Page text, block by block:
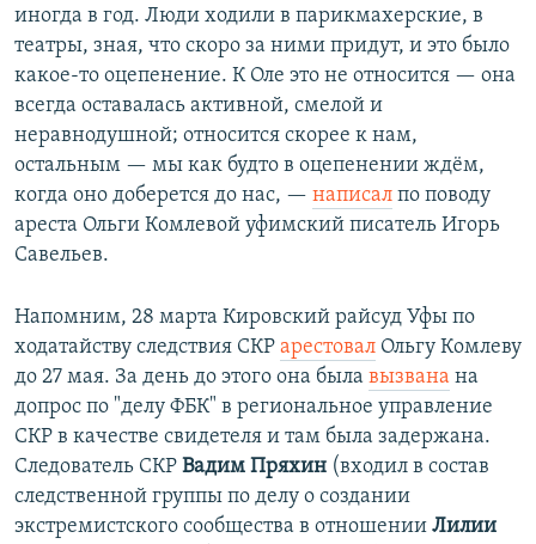
иногда в год. Люди ходили в парикмахерские, в
театры, зная, что скоро за ними придут, и это было
какое-то оцепенение. К Оле это не относится — она
всегда оставалась активной, смелой и
неравнодушной; относится скорее к нам,
остальным — мы как будто в оцепенении ждём,
когда оно доберется до нас, — написал по поводу
ареста Ольги Комлевой уфимский писатель Игорь
Савельев.
Напомним, 28 марта Кировский райсуд Уфы по
ходатайству следствия СКР арестовал Ольгу Комлеву
до 27 мая. За день до этого она была вызвана на
допрос по "делу ФБК" в региональное управление
СКР в качестве свидетеля и там была задержана.
Следователь СКР Вадим Пряхин (входил в состав
следственной группы по делу о создании
экстремистского сообщества в отношении Лилии